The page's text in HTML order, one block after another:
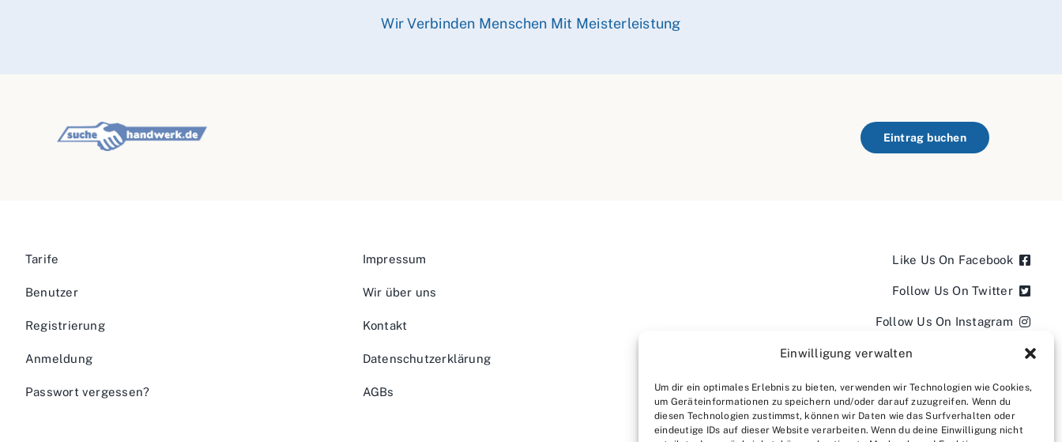
Einwilligung verwalten
Um dir ein optimales Erlebnis zu bieten, verwenden wir Technologien wie Cookies,
um Geräteinformationen zu speichern und/oder darauf zuzugreifen. Wenn du
diesen Technologien zustimmst, können wir Daten wie das Surfverhalten oder
eindeutige IDs auf dieser Website verarbeiten. Wenn du deine Einwilligung nicht
Wir Verbinden Menschen Mit Meisterleistung
Eintrag buchen
Tarife
Benutzer
Registrierung
Anmeldung
Passwort vergessen?
Impressum
Wir über uns
Kontakt
Datenschutzerklärung
AGBs
Like Us On Facebook
Follow Us On Twitter
Follow Us On Instagram
Follow Us On LinkedIn
Follow us on YouTube
Follow us on Pinterest